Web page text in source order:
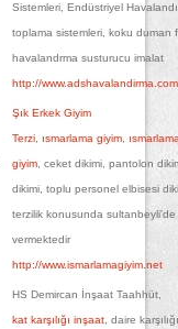
Sistemleri, Endüstriyel
toplama sistemleri, koku duman
havalandrma susturucu imalat
http://www.adshavalandirma.com
Şık Erkek Giyim
Terzi, ısmarlama giyim,
giyim, ceket dikimi, pantolon
dikimi, toplu personel elbisesi
terzilik konusunda sultanbeyli'de
vermektedir
http://www.ismarlamagiyim.net
HS Demircan İnşaat Taahhüt,
kat karşılığı inşaat, daire